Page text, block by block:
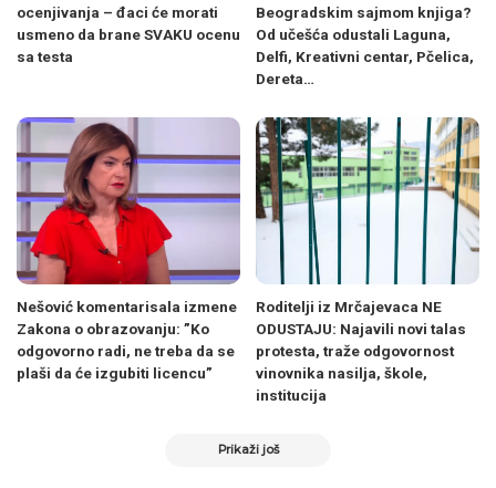
ocenjivanja – đaci će morati
usmeno da brane SVAKU ocenu
sa testa
Beogradskim sajmom knjiga?
Od učešća odustali Laguna,
Delfi, Kreativni centar, Pčelica,
Dereta…
Nešović komentarisala izmene
Zakona o obrazovanju: ”Ko
odgovorno radi, ne treba da se
plaši da će izgubiti licencu”
Roditelji iz Mrčajevaca NE
ODUSTAJU: Najavili novi talas
protesta, traže odgovornost
vinovnika nasilja, škole,
institucija
Prikaži još